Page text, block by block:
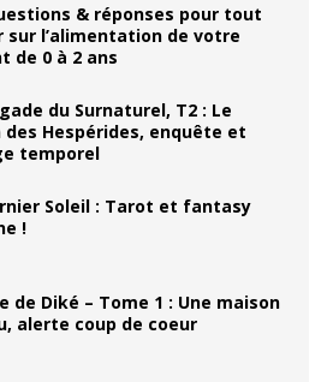
& réponses pour tout
sur l’alimentation de votre
de 0 à 2 ans
du Surnaturel, T2 : Le
des Hespérides, enquête et
temporel
Soleil : Tarot et fantasy
!
de Diké – Tome 1 : Une maison
alerte coup de coeur